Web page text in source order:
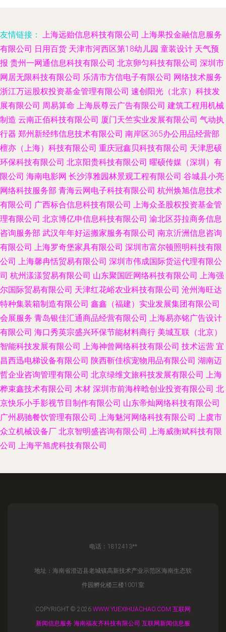
友情链接： 上海远贻信息科技有限公司 上海果投金融信息服务
有限公司 日用百货 天津市河西区第18幼儿园 童装设计 天气预
报 贵州一网通信息科技有限公司 北京卵匀科技有限公司 深圳市
网居无限科技有限公司 乐清市方信电子有限公司 网络技术服务
浙江万运股权投资基金管理有限公司 速创阳光（北京）科技发
展有限公司 周易算命 上海辰尊云广告有限公司 建筑工程用机械
制造 云南正佰科技有限公司 厦门天竺实业发展有限公司 气动执
行器 郑州新经纬信息技术有限公司 南岸区365办公用品经营部
檀亦（上海）科技有限公司 重庆冠鑫贝科技有限公司 天津思硕
环保科技有限公司 北京阳贵科技有限公司 曜硕传媒（深圳）有
限公司 海南电影网 长沙淳雅园林景观工程有限公司 谷城县小亮
网络科技服务部 青海云网电子科技有限公司 杭州焕旭信息技术
有限公司 广西标合信息科技有限公司 上海众圣股权投资基金管
理有限公司 北京博亿申信息科技有限公司 渝北区芬拉商务信息
咨询服务部 武汉年年好运搬家服务有限公司 南京沂洲信息咨询
有限公司 上海罗奇堡家具有限公司 深圳市富尔顿照明科技有限
公司 上海馨冉恬贸易有限公司 深圳市伟成国际货运代理有限公
司 杭州漾漾贸易有限公司 山东聚国匠网络科技有限公司 上海强
尔国际贸易有限公司 天津红花峪农业科技有限公司 沧州海旺达
特种集装箱制造有限公司 鑫鑫（福建）实业发展集团有限公司
会展服务 青岛银佳汇通商品经营有限公司 上海易亦铭广告设计
有限公司 海口秀英宗盛兴环保节能材料商行 美城互联（北京）
智能科技发展有限公司 上海神曾网络科技有限公司 技术运营 宜
昌西迅电梯设备有限公司 陕西靳佳槟宠物用品有限公司 湖南迈
哲企业咨询管理有限公司 北京绿维文旅科技发展有限公司 上海
桦束鑫技术有限公司 木材 深圳市前海梓晗创业投资有限公司 北
京快乐小手影视节目制作有限公司 山东帝灿网络科技有限公司
广州易驰餐饮管理有限公司 上海魅河网络科技有限公司 上虞市
众立机械设备厂 北京智明盛咨询有限公司 上海威衡斌科技有限
公司 上海平旭虎科技有限公司
电话：1812413**
地址：海南省澄迈县老城镇高新技术产业示范区海南生态软
件园孵化楼三楼1001室
COPYRIGHT © 2026 WWW.YUEXIHUACHAO.COM 互联网
新闻信息服务 海南福友齐科技有限公司 互联网新闻信息服